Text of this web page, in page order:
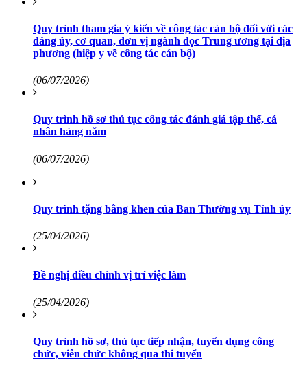
Quy trình tham gia ý kiến về công tác cán bộ đối với các
đảng ủy, cơ quan, đơn vị ngành dọc Trung ương tại địa
phương (hiệp y về công tác cán bộ)
(06/07/2026)
Quy trình hồ sơ thủ tục công tác đánh giá tập thể, cá
nhân hàng năm
(06/07/2026)
Quy trình tặng bằng khen của Ban Thường vụ Tỉnh ủy
(25/04/2026)
Đề nghị điều chỉnh vị trí việc làm
(25/04/2026)
Quy trình hồ sơ, thủ tục tiếp nhận, tuyển dụng công
chức, viên chức không qua thi tuyển